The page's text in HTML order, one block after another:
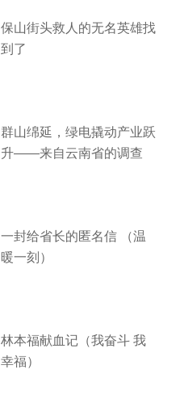
保山街头救人的无名英雄找
到了
群山绵延，绿电撬动产业跃
升——来自云南省的调查
一封给省长的匿名信 （温
暖一刻）
林本福献血记（我奋斗 我
幸福）